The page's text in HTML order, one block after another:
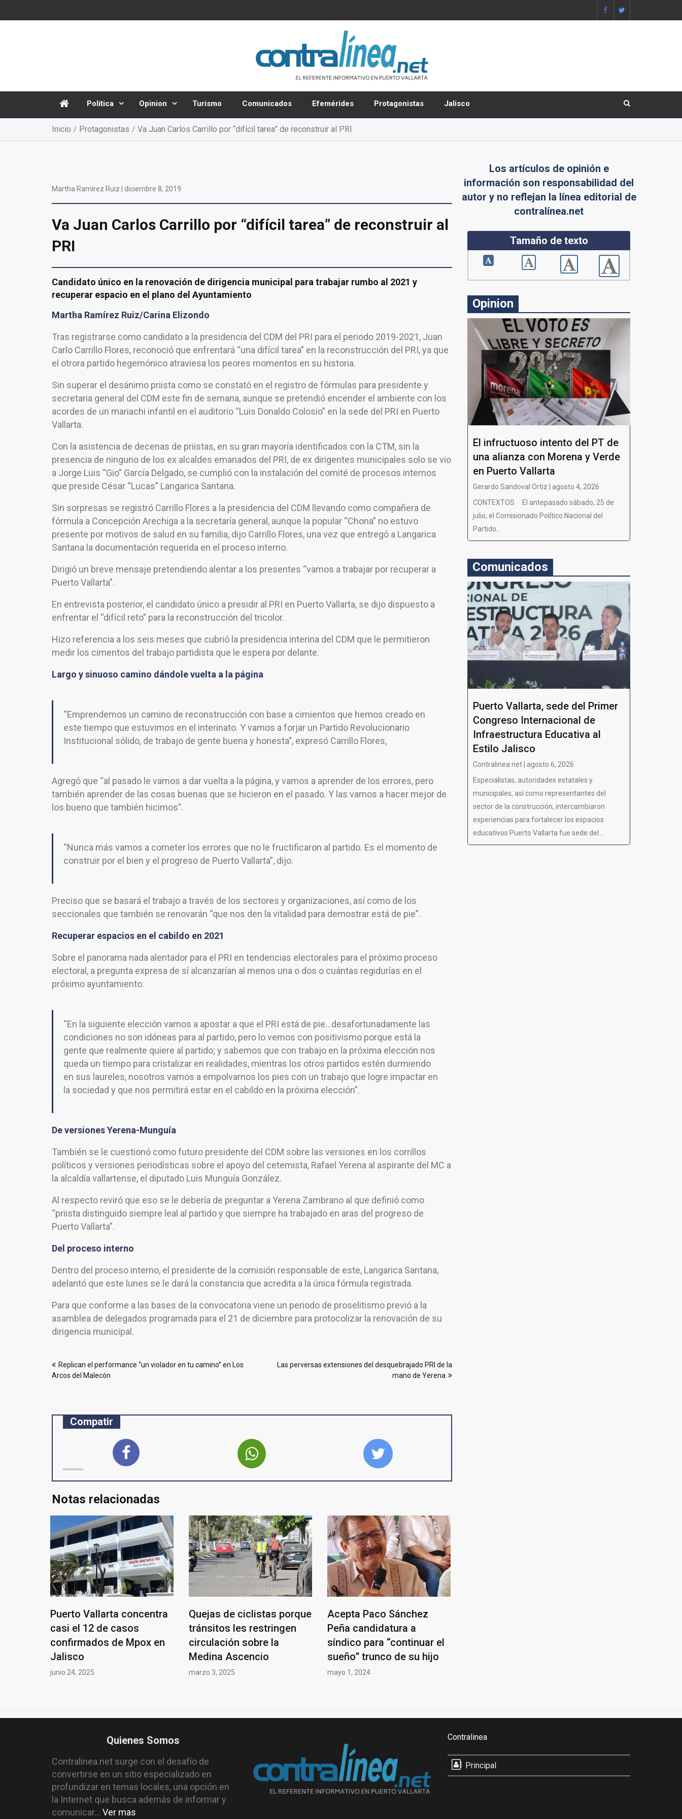
Politica Opinion Turismo Comunicados Efemérides Protagonistas Jalisco
Inicio Protagonistas Va Juan Carlos Carrillo por “difícil tarea” de reconstruir al PRI
Martha Ramírez Ruiz | diciembre 8, 2019
Va Juan Carlos Carrillo por “difícil tarea” de reconstruir al
PRI
Candidato único en la renovación de dirigencia municipal para trabajar rumbo al 2021 y
recuperar espacio en el plano del Ayuntamiento
Martha Ramírez Ruiz/Carina Elizondo
Tras registrarse como candidato a la presidencia del CDM del PRI para el periodo 2019-2021, Juan
Carlo Carrillo Flores, reconoció que enfrentará “una difícil tarea” en la reconstrucción del PRI, ya que
el otrora partido hegemónico atraviesa los peores momentos en su historia.
Sin superar el desánimo priista como se constató en el registro de fórmulas para presidente y
secretaria general del CDM este fin de semana, aunque se pretendió encender el ambiente con los
acordes de un mariachi infantil en el auditorio “Luis Donaldo Colosio” en la sede del PRI en Puerto
Vallarta.
Con la asistencia de decenas de priistas, en su gran mayoría identificados con la CTM, sin la
presencia de ninguno de los ex alcaldes emanados del PRI, de ex dirigentes municipales solo se vio
a Jorge Luis “Gio” García Delgado, se cumplió con la instalación del comité de procesos internos
que preside César “Lucas” Langarica Santana.
Sin sorpresas se registró Carrillo Flores a la presidencia del CDM llevando como compañera de
fórmula a Concepción Arechiga a la secretaría general, aunque la popular “Chona” no estuvo
presente por motivos de salud en su familia, dijo Carrillo Flores, una vez que entregó a Langarica
Santana la documentación requerida en el proceso interno.
Dirigió un breve mensaje pretendiendo alentar a los presentes “vamos a trabajar por recuperar a
Puerto Vallarta”.
En entrevista posterior, el candidato único a presidir al PRI en Puerto Vallarta, se dijo dispuesto a
enfrentar el “difícil reto” para la reconstrucción del tricolor.
Hizo referencia a los seis meses que cubrió la presidencia interina del CDM que le permitieron
medir los cimentos del trabajo partidista que le espera por delante.
Largo y sinuoso camino dándole vuelta a la página
“Emprendemos un camino de reconstrucción con base a cimientos que hemos creado en
este tiempo que estuvimos en el interinato. Y vamos a forjar un Partido Revolucionario
Institucional sólido, de trabajo de gente buena y honesta”, expresó Carrillo Flores,
Agregó que “al pasado le vamos a dar vuelta a la página, y vamos a aprender de los errores, pero
también aprender de las cosas buenas que se hicieron en el pasado. Y las vamos a hacer mejor de
los bueno que también hicimos”.
“Nunca más vamos a cometer los errores que no le fructificaron al partido. Es el momento de
construir por el bien y el progreso de Puerto Vallarta”, dijo.
Preciso que se basará el trabajo a través de los sectores y organizaciones, así como de los
seccionales que también se renovarán “que nos den la vitalidad para demostrar está de pie”.
Recuperar espacios en el cabildo en 2021
Sobre el panorama nada alentador para el PRI en tendencias electorales para el próximo proceso
electoral, a pregunta expresa de sí alcanzarían al menos una o dos o cuántas regidurías en el
próximo ayuntamiento.
“En la siguiente elección vamos a apostar a que el PRI está de pie…desafortunadamente las
condiciones no son idóneas para al partido, pero lo vemos con positivismo porque está la
gente que realmente quiere al partido; y sabemos que con trabajo en la próxima elección nos
queda un tiempo para cristalizar en realidades, mientras los otros partidos estén durmiendo
en sus laureles, nosotros vamos a empolvarnos los pies con un trabajo que logre impactar en
la sociedad y que nos permitirá estar en el cabildo en la próxima elección”.
De versiones Yerena-Munguía
También se le cuestionó como futuro presidente del CDM sobre las versiones en los corrillos
políticos y versiones periodísticas sobre el apoyo del cetemista, Rafael Yerena al aspirante del MC a
la alcaldía vallartense, el diputado Luis Munguía González.
Al respecto reviró que eso se le debería de preguntar a Yerena Zambrano al que definió como
“priista distinguido siempre leal al partido y que siempre ha trabajado en aras del progreso de
Puerto Vallarta”.
Del proceso interno
Dentro del proceso interno, el presidente de la comisión responsable de este, Langarica Santana,
adelantó que este lunes se le dará la constancia que acredita a la única fórmula registrada.
Para que conforme a las bases de la convocatoria viene un periodo de proselitismo previó a la
asamblea de delegados programada para el 21 de diciembre para protocolizar la renovación de su
dirigencia municipal.
deReplican el performance “un violador en tu camino” en Los
Arcos del Malecón
Las perversas extensiones del desquebrajado PRI de la
mano de Yerena
Compatir
Notas relacionadas
Puerto Vallarta concentra
casi el 12 de casos
confirmados de Mpox en
Jalisco
junio 24, 2025
Quejas de ciclistas porque
tránsitos les restringen
circulación sobre la
Medina Ascencio
marzo 3, 2025
Acepta Paco Sánchez
Peña candidatura a
síndico para “continuar el
sueño” trunco de su hijo
mayo 1, 2024
Los artículos de opinión e
información son responsabilidad del
autor y no reflejan la línea editorial de
contralínea.net
Tamaño de texto
Opinion
El infructuoso intento del PT de
una alianza con Morena y Verde
en Puerto Vallarta
Gerardo Sandoval Ortiz | agosto 4, 2026
CONTEXTOS El antepasado sábado, 25 de
julio, el Comisionado Político Nacional del
Partido...
Comunicados
Puerto Vallarta, sede del Primer
Congreso Internacional de
Infraestructura Educativa al
Estilo Jalisco
Contralinea net | agosto 6, 2026
Especialistas, autoridades estatales y
municipales, así como representantes del
sector de la construcción, intercambiaron
experiencias para fortalecer los espacios
educativos Puerto Vallarta fue sede del...
Quienes Somos
Contralinea.net surge con el desafío de
convertirse en un sitio especializado en
profundizar en temas locales, una opción en
la Internet que busca además de informar y
comunicar... Ver mas
Contralinea
Principal